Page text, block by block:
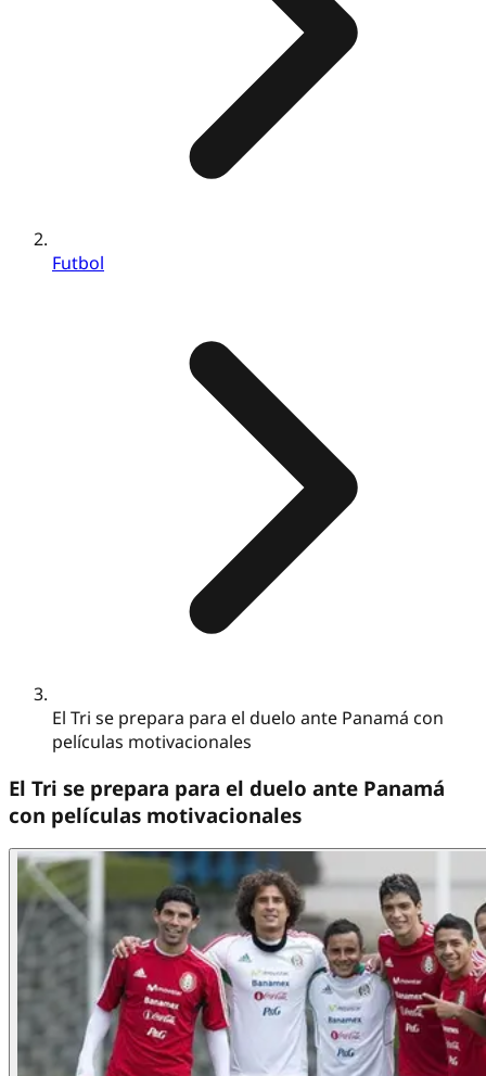
Futbol
El Tri se prepara para el duelo ante Panamá con
películas motivacionales
El Tri se prepara para el duelo ante Panamá
con películas motivacionales